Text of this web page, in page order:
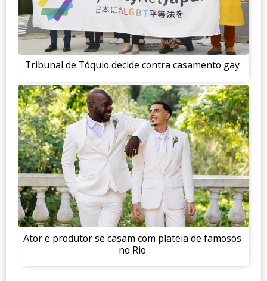
Tribunal de Tóquio decide contra casamento gay
Ator e produtor se casam com plateia de famosos
no Rio